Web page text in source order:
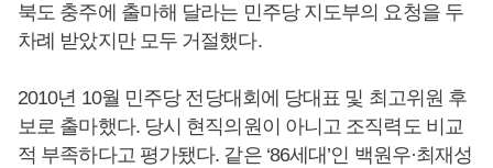
북도 충주에 출마해 달라는 민주당 지도부의 요청을 두
차례 받았지만 모두 거절했다.
2010년 10월 민주당 전당대회에 당대표 및 최고위원 후
보로 출마했다. 당시 현직의원이 아니고 조직력도 비교
적 부족하다고 평가됐다. 같은 ‘86세대’인 백원우·최재성